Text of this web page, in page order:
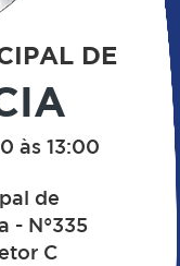
DE
às 13:00
de
- N°335
C